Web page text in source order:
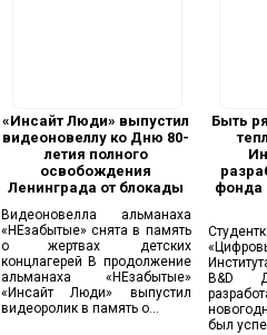
«Инсайт Люди» выпустил
видеоновеллу ко Дню 80-
летия полного
освобождения
Ленинграда от блокады
Видеоновелла альманаха
«НЕзабытые» снята в память
о жертвах детских
концлагерей В продолжение
альманаха «НЕзабытые»
«Инсайт Люди» выпустил
видеоролик в память о...
Быть
фонда
B&D
был